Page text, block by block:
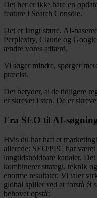
Det her er ikke bare en
feature i Search Console.
Det er langt større. AI-
Perplexity, Claude og
ændre vores adfærd.
Vi søger mindre, spørger
præcist.
Det betyder, at de tidligere
er skrevet i sten. De er
Fra SEO til AI-
Hvis du har haft et
allerede: SEO/PPC har
langtidsholdbare kanaler.
kombinerer strategi, teknik
enorme resultater. Vi taler
global spiller ved at forstå ét
behovet opstår.